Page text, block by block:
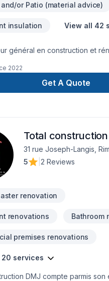
or Patio (material advice)
insulation View all 42
général en construction et
tout genre. Agrandissement,
neuve, revêtement
et pergola, et bien plus
2022
Get A Quote
Total
31 rue Joseph-Langis,
5
2 Reviews
renovation
renovations Bathroom
premises renovations
services
DMJ compte parmis son